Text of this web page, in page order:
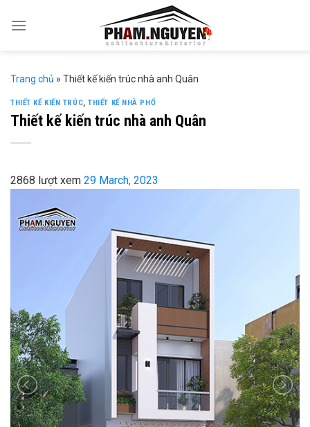
Trang chủ » Thiết kế kiến trúc nhà anh Quân
THIẾT KẾ KIẾN TRÚC,THIẾT KẾ NHÀ PHỐ
Thiết kế kiến trúc nhà anh Quân
2868 lượt xem 29 March, 2023